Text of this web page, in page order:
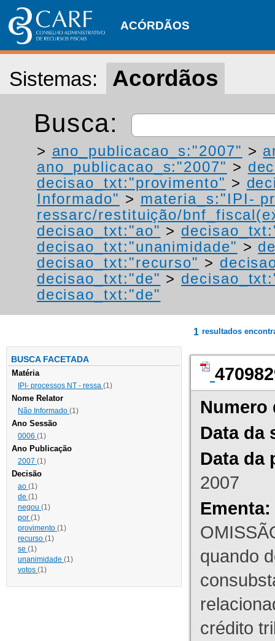
ACÓRDÃOS
Sistemas: Acordãos
Busca:
> ano_publicacao_s:"2007" >
ano_publicacao_s:"2007" >
decisao_txt:"provimento" >
Informado" > materia_s:"IPI-
ressarc/restituição/
decisao_txt:"ao" >
decisao_txt:"unanimidade" >
decisao_txt:"recurso" >
decisao_txt:"de" >
decisao_txt:"de"
BUSCA FACETADA
Matéria
IPI- processos NT - ressa (1)
Nome Relator
Não Informado (1)
Ano Sessão
0006 (1)
Ano Publicação
2007 (1)
Decisão
ao (1)
de (1)
negou (1)
por (1)
provimento (1)
recurso (1)
se (1)
unanimidade (1)
votos (1)
1 resultados
Numero
Data da
Data da
2007
Ementa:
quando
crédito